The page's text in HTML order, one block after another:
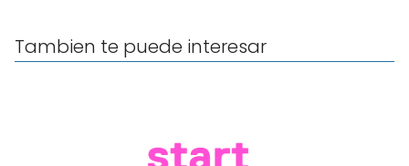
Tambien te puede interesar